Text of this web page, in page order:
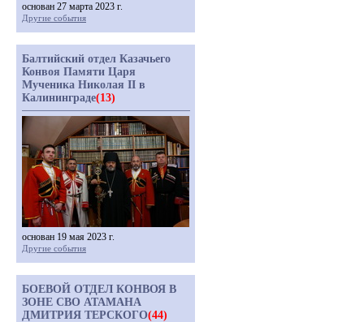
основан 27 марта 2023 г.
Другие события
Балтийский отдел Казачьего
Конвоя Памяти Царя
Мученика Николая II в
Калининграде(13)
основан 19 мая 2023 г.
Другие события
БОЕВОЙ ОТДЕЛ КОНВОЯ В
ЗОНЕ СВО АТАМАНА
ДМИТРИЯ ТЕРСКОГО(44)